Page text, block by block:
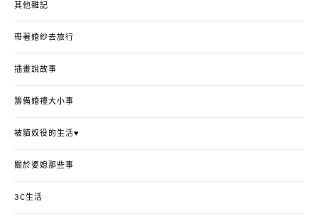
其他雜記
帶著婚紗去旅行
插畫說故事
籌備婚禮大小事
被貓奴役的生活♥
關於婆媳那些事
3C生活